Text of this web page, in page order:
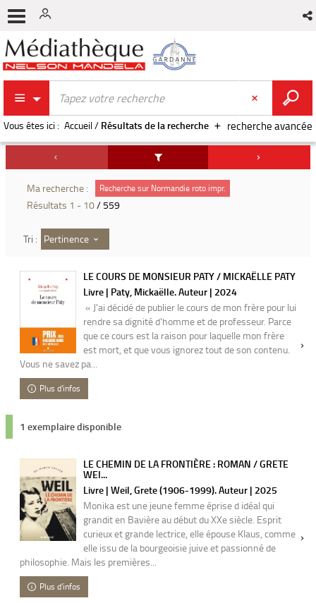
recherche avancée
Vous êtes ici : Accueil/ Résultats de la recherche
Ma recherche : Recherche sur Normandie roto impr.
Résultats 1 - 10/ 559
Tri : Pertinence
LE COURS DE MONSIEUR PATY / MICKAËLLE PATY
Livre | Paty, Mickaëlle. Auteur | 2024
« J'ai décidé de publier le cours de mon frère pour lui
rendre sa dignité d'homme et de professeur. Parce
que ce cours est la raison pour laquelle mon frère
est mort, et que vous ignorez tout de son contenu.
Vous ne savez pa...
Plus d'infos
1 exemplaire disponible
LE CHEMIN DE LA FRONTIÈRE : ROMAN / GRETE
WEI...
Livre | Weil, Grete (1906-1999). Auteur | 2025
Monika est une jeune femme éprise d idéal qui
grandit en Bavière au début du XXe siècle. Esprit
curieux et grande lectrice, elle épouse Klaus, comme
elle issu de la bourgeoisie juive et passionné de
philosophie. Mais les premières...
Plus d'infos